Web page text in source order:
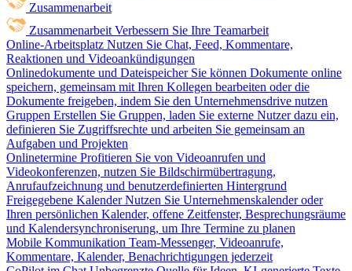
Zusammenarbeit
Zusammenarbeit Verbessern Sie Ihre Teamarbeit
Online-Arbeitsplatz Nutzen Sie Chat, Feed, Kommentare,
Reaktionen und Videoankündigungen
Onlinedokumente und Dateispeicher Sie können Dokumente online
speichern, gemeinsam mit Ihren Kollegen bearbeiten oder die
Dokumente freigeben, indem Sie den Unternehmensdrive nutzen
Gruppen Erstellen Sie Gruppen, laden Sie externe Nutzer dazu ein,
definieren Sie Zugriffsrechte und arbeiten Sie gemeinsam an
Aufgaben und Projekten
Onlinetermine Profitieren Sie von Videoanrufen und
Videokonferenzen, nutzen Sie Bildschirmübertragung,
Anrufaufzeichnung und benutzerdefinierten Hintergrund
Freigegebene Kalender Nutzen Sie Unternehmenskalender oder
Ihren persönlichen Kalender, offene Zeitfenster, Besprechungsräume
und Kalendersynchroniserung, um Ihre Termine zu planen
Mobile Kommunikation Team-Messenger, Videoanrufe,
Kommentare, Kalender, Benachrichtigungen jederzeit